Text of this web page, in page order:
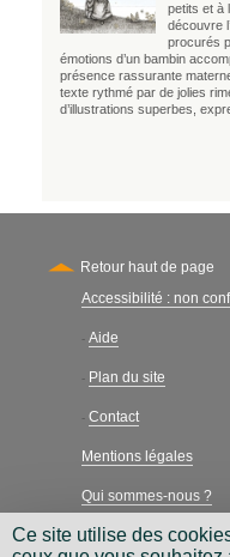
petits et à
découvre
procurés
émotions d’un bambin
présence rassurante
texte rythmé par de jolies
d’illustrations superbes,
Retour haut de page
Secondary
Accessibilité : non
- Aide
- Plan du site
- Contact
Mentions légales
Qui sommes-nous ?
Charte néthique
Ce site utilise des